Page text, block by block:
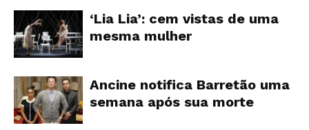
‘Lia Lia’: cem vistas de uma
mesma mulher
Ancine notifica Barretão uma
semana após sua morte